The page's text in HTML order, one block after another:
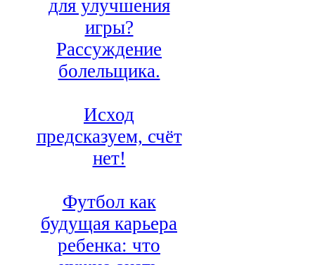
для улучшения
игры?
Рассуждение
болельщика.
Исход
предсказуем, счёт
нет!
Футбол как
будущая карьера
ребенка: что